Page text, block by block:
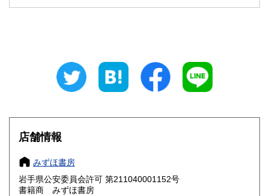
600円 三重県
大阪府
奈良県
鳥取県 600円 島根県
店舗情報
みずほ書房
岩手県公安委員会許可 第211040001152号
書籍商 みずほ書房